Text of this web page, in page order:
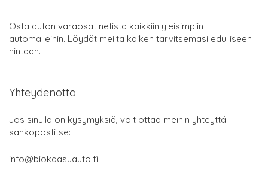
Osta auton varaosat netistä kaikkiin yleisimpiin
automalleihin. Löydät meiltä kaiken tarvitsemasi edulliseen
hintaan.
Yhteydenotto
Jos sinulla on kysymyksiä, voit ottaa meihin yhteyttä
sähköpostitse:
info@biokaasuauto.fi